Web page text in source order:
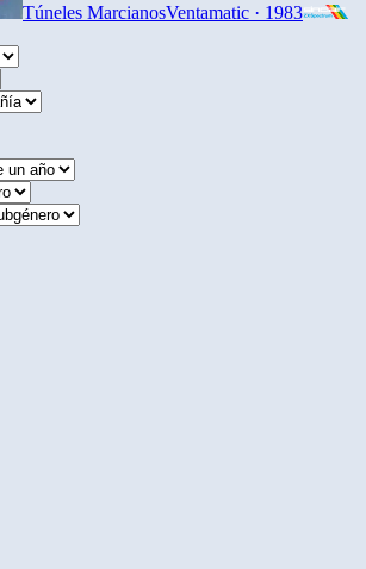
Túneles MarcianosVentamatic · 1983